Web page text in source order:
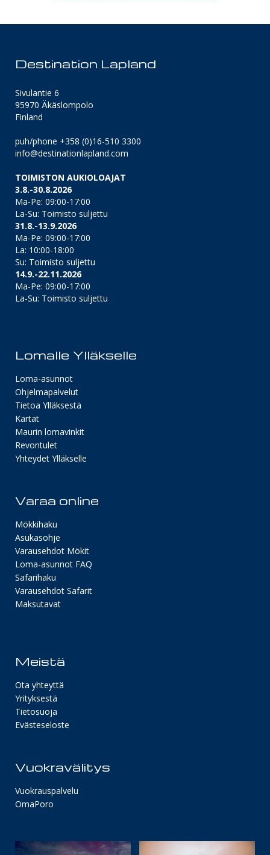
Destination Lapland
Sivulantie 6
95970 Äkäslompolo
Finland
puh/phone +358 (0)16-510 3300
info@destinationlapland.com
TOIMISTON AUKIOLOAJAT
3.8.-30.8.2026
Ma-Pe: 09:00-17:00
La-Su: Toimisto suljettu
31.8.-13.9.2026
Ma-Pe: 09:00-17:00
La: 10:00-18:00
Su: Toimisto suljettu
14.9.-22.11.2026
Ma-Pe: 09:00-17:00
La-Su: Toimisto suljettu
Lomalle Ylläkselle
Loma-asunnot
Ohjelmapalvelut
Tietoa Ylläksestä
Kartat
Maurin lomavinkit
Revontulet
Yhteydet Ylläkselle
Varaa online
Mökkihaku
Asukasohje
Varausehdot Mökit
Loma-asunnot FAQ
Safarihaku
Varausehdot Safarit
Maksutavat
Meistä
Ota yhteyttä
Yrityksestä
Tietosuoja
Evästeseloste
Vuokravälitys
Vuokrauspalvelu
OmaPoro